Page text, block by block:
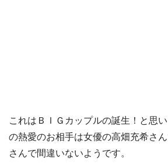
これはＢＩＧカップルの誕生！と思
の熱愛のお相手は女優の高畑充希さ
さんで間違いないようです。